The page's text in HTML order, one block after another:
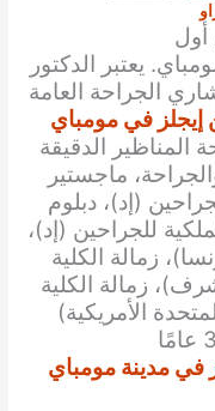
يعتبر الدكتور
الجراحة العامة
في مومباي
المناظير الدقيقة
ماجستير
(إد)، دبلوم
للجراحين (إد)،
زمالة الكلية
زمالة الكلية
الأمريكية)
مدينة مومباي